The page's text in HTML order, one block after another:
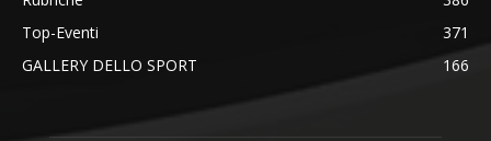
Top-Eventi
371
GALLERY DELLO SPORT
166